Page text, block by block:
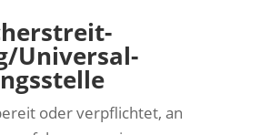
Universal­
oder verpflichtet, an